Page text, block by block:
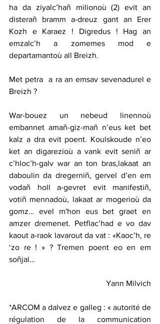
ha da ziyalc’hañ milionoù (2) evit an
disterañ bramm a-dreuz gant an Erer
Kozh e Karaez ! Digredus ! Hag an
emzalc’h a zomemes mod e
departamantoù all Breizh.
Met petra  a ra an emsav sevenadurel e
Breizh ?
War-bouez un nebeud linennoù
embannet amañ-giz-mañ n’eus ket bet
kalz a dra evit poent. Koulskoude n’eo
ket an digarezioù a vank evit seniñ ar
c’hloc’h-galv war an ton bras,lakaat an
daboulin da dregerniñ, gervel d’en em
vodañ holl a-gevret evit manifestiñ,
votiñ mennadoù, lakaat ar mogerioù da
gomz… evel m'hon eus bet graet en
amzer dremenet. Petflac’had e vo dav
kaout a-raok lavarout da vat : «Kaoc’h, re
‘zo re ! » ? Tremen poent eo en em
soñjal…
Yann Milvich
*ARCOM a dalvez e galleg : « autorité de
régulation de la communication